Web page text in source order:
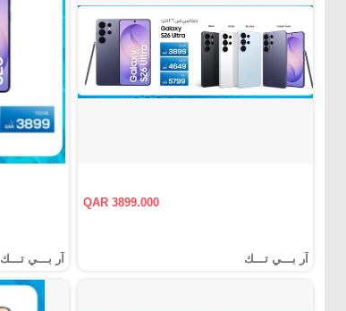
QAR 3899.000
آر بـــي تـــك آر بـــي تـــك